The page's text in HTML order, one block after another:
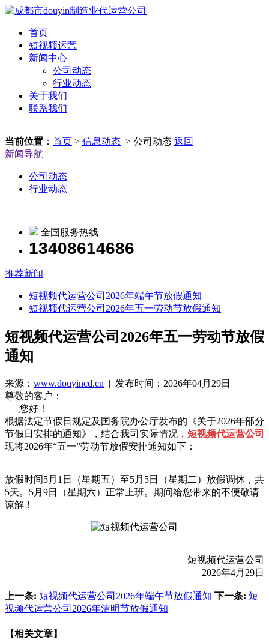
首页
短视频运营
新闻中心
公司动态
行业动态
关于我们
联系我们
当前位置 ： 首页 > 信息动态 > 公司动态 返回
新闻导航
公司动态
行业动态
全国服务热线
13408614686
推荐新闻
短视频代运营公司2026年端午节放假通知
短视频代运营公司2026年五一劳动节放假通知
短视频代运营公司2026年五一劳动节放假
通知
来源： www.douyincd.cn | 发布时间：2026年04月29日
尊敬的客户：
您好！
根据法定节假日规定及国务院办公厅发布的《关于2026年部分
节假日安排的通知》，结合我司实际情况， 短视频代运营公司
现将2026年“五一”劳动节放假安排通知如下：
放假时间5月1日（星期五）至5月5日（星期二）放假调休，共
5天。5月9日（星期六）正常上班。期间给您带来的不便敬请
谅解！
短视频代运营公司
2026年4月29日
上一条: 短视频代运营公司2026年端午节放假通知 下一条: 短
视频代运营公司2026年清明节放假通知
【相关文章】